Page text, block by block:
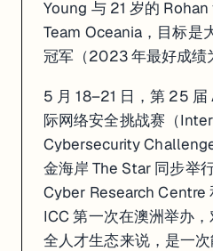
Young 与 21 岁的
Team Oceania，目标是
冠军（2023 年最好成绩
5 月 18–21 日，第 25 届
际网络安全挑战赛（
Cybersecurity
金海岸 The Star 同步举
Cyber Research Centre
ICC 第一次在澳洲举办
全人才生态来说，是一